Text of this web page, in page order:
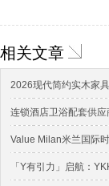
相关文章
2026现代简约实木家
连锁酒店卫浴配套供
Value Milan米兰国际
「Y有引力」启航：